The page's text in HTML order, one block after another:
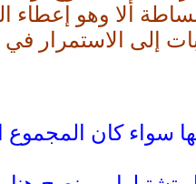
ألا وهو إعطاء
دفع النبات إلى
نحو 100 شتلة وينصح بعدم